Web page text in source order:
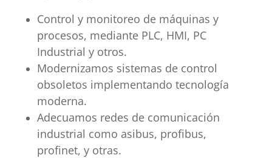
Control y monitoreo de máquinas y
procesos, mediante PLC, HMI, PC
Industrial y otros.
Modernizamos sistemas de control
obsoletos implementando tecnología
moderna.
Adecuamos redes de comunicación
industrial como asibus, profibus,
profinet, y otras.